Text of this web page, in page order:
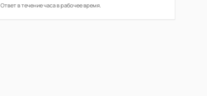
Ответ в течение часа в рабочее время.